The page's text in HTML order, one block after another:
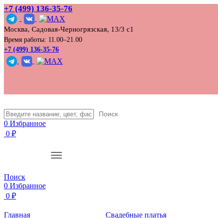
+7 (499) 136‑35‑76
Москва, Садовая-Черногрязская, 13/3 с1
Время работы: 11.00–21.00
+7 (499) 136-35-76
Поиск
0 Избранное
0 ₽
Поиск
0 Избранное
0 ₽
Главная Свадебные платья